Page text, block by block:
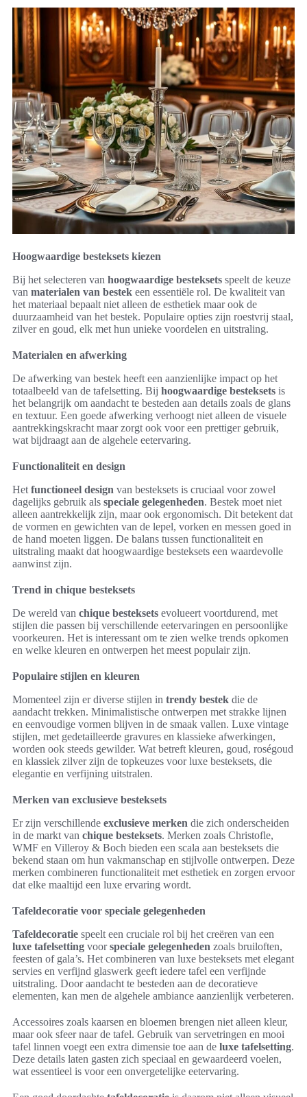
Hoogwaardige besteksets kiezen
Bij het selecteren van hoogwaardige besteksets speelt de keuze
van materialen van bestek een essentiële rol. De kwaliteit van
het materiaal bepaalt niet alleen de esthetiek maar ook de
duurzaamheid van het bestek. Populaire opties zijn roestvrij staal,
zilver en goud, elk met hun unieke voordelen en uitstraling.
Materialen en afwerking
De afwerking van bestek heeft een aanzienlijke impact op het
totaalbeeld van de tafelsetting. Bij hoogwaardige besteksets is
het belangrijk om aandacht te besteden aan details zoals de glans
en textuur. Een goede afwerking verhoogt niet alleen de visuele
aantrekkingskracht maar zorgt ook voor een prettiger gebruik,
wat bijdraagt aan de algehele eetervaring.
Functionaliteit en design
Het functioneel design van besteksets is cruciaal voor zowel
dagelijks gebruik als speciale gelegenheden. Bestek moet niet
alleen aantrekkelijk zijn, maar ook ergonomisch. Dit betekent dat
de vormen en gewichten van de lepel, vorken en messen goed in
de hand moeten liggen. De balans tussen functionaliteit en
uitstraling maakt dat hoogwaardige besteksets een waardevolle
aanwinst zijn.
Trend in chique besteksets
De wereld van chique besteksets evolueert voortdurend, met
stijlen die passen bij verschillende eetervaringen en persoonlijke
voorkeuren. Het is interessant om te zien welke trends opkomen
en welke kleuren en ontwerpen het meest populair zijn.
Populaire stijlen en kleuren
Momenteel zijn er diverse stijlen in trendy bestek die de
aandacht trekken. Minimalistische ontwerpen met strakke lijnen
en eenvoudige vormen blijven in de smaak vallen. Luxe vintage
stijlen, met gedetailleerde gravures en klassieke afwerkingen,
worden ook steeds gewilder. Wat betreft kleuren, goud, roségoud
en klassiek zilver zijn de topkeuzes voor luxe besteksets, die
elegantie en verfijning uitstralen.
Merken van exclusieve besteksets
Er zijn verschillende exclusieve merken die zich onderscheiden
in de markt van chique besteksets. Merken zoals Christofle,
WMF en Villeroy & Boch bieden een scala aan besteksets die
bekend staan om hun vakmanschap en stijlvolle ontwerpen. Deze
merken combineren functionaliteit met esthetiek en zorgen ervoor
dat elke maaltijd een luxe ervaring wordt.
Tafeldecoratie voor speciale gelegenheden
Tafeldecoratie speelt een cruciale rol bij het creëren van een
luxe tafelsetting voorspeciale gelegenheden zoals bruiloften,
feesten of gala’s. Het combineren van luxe besteksets met elegant
servies en verfijnd glaswerk geeft iedere tafel een verfijnde
uitstraling. Door aandacht te besteden aan de decoratieve
elementen, kan men de algehele ambiance aanzienlijk verbeteren.
Accessoires zoals kaarsen en bloemen brengen niet alleen kleur,
maar ook sfeer naar de tafel. Gebruik van servetringen en mooi
tafel linnen voegt een extra dimensie toe aan de luxe tafelsetting.
Deze details laten gasten zich speciaal en gewaardeerd voelen,
wat essentieel is voor een onvergetelijke eetervaring.